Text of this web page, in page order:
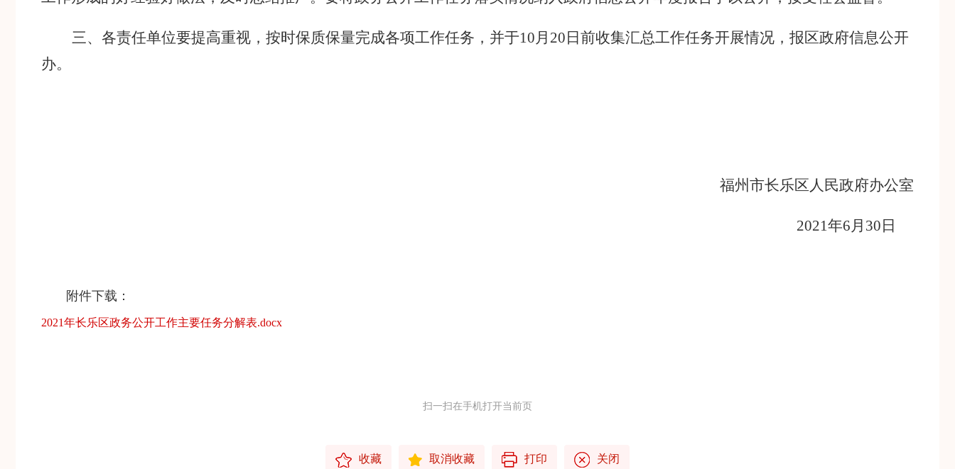
三、各责任单位要提高重视，按时保质保量完成各项工作任务，并于10月 20日前收集汇总工作任务开展情况，报 区政府信息公开
办。
福州市长乐区人民政府办公室
2021年6月30日
附件下载：
2021年长乐区政务公开工作主要任务分解表.docx
扫一扫在手机打开当前页
收藏 取消收藏 打印 关闭